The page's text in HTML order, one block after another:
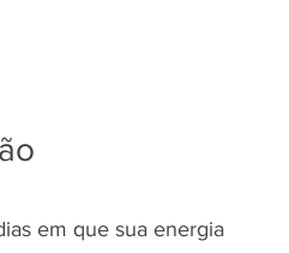
em que sua energia